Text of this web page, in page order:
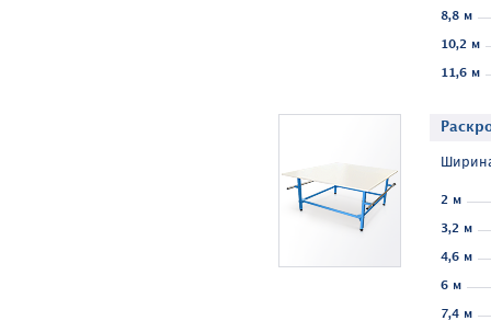
8,8 м
10,2 м
11,6 м
2 м
3,2 м
4,6 м
6 м
7,4 м